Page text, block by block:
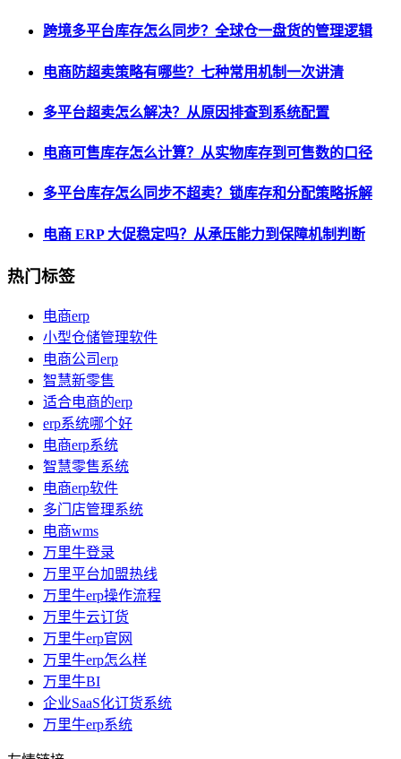
跨境多平台库存怎么同步？全球仓一盘货的管理逻辑
电商防超卖策略有哪些？七种常用机制一次讲清
多平台超卖怎么解决？从原因排查到系统配置
电商可售库存怎么计算？从实物库存到可售数的口径
多平台库存怎么同步不超卖？锁库存和分配策略拆解
电商 ERP 大促稳定吗？从承压能力到保障机制判断
热门标签
电商erp
小型仓储管理软件
电商公司erp
智慧新零售
适合电商的erp
erp系统哪个好
电商erp系统
智慧零售系统
电商erp软件
多门店管理系统
电商wms
万里牛登录
万里平台加盟热线
万里牛erp操作流程
万里牛云订货
万里牛erp官网
万里牛erp怎么样
万里牛BI
企业SaaS化订货系统
万里牛erp系统